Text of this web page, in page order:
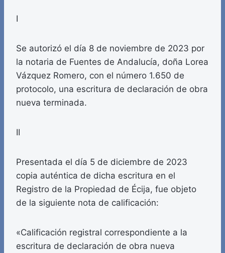
I
Se autorizó el día 8 de noviembre de 2023 por
la notaria de Fuentes de Andalucía, doña Lorea
Vázquez Romero, con el número 1.650 de
protocolo, una escritura de declaración de obra
nueva terminada.
II
Presentada el día 5 de diciembre de 2023
copia auténtica de dicha escritura en el
Registro de la Propiedad de Écija, fue objeto
de la siguiente nota de calificación:
«Calificación registral correspondiente a la
escritura de declaración de obra nueva